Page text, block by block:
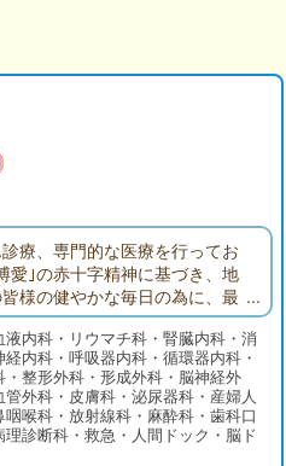
療、専門的な医療を行ってお
愛｣の赤十字精神に基づき、地
様の健やかな毎日の為に、最
。
内科・リウマチ科・腎臓内科・消
内科・呼吸器内科・循環器内科・
整形外科・形成外科・脳神経外
外科・皮膚科・泌尿器科・産婦人
喉科・放射線科・麻酔科・歯科口
診断科・救急・人間ドック・脳ド